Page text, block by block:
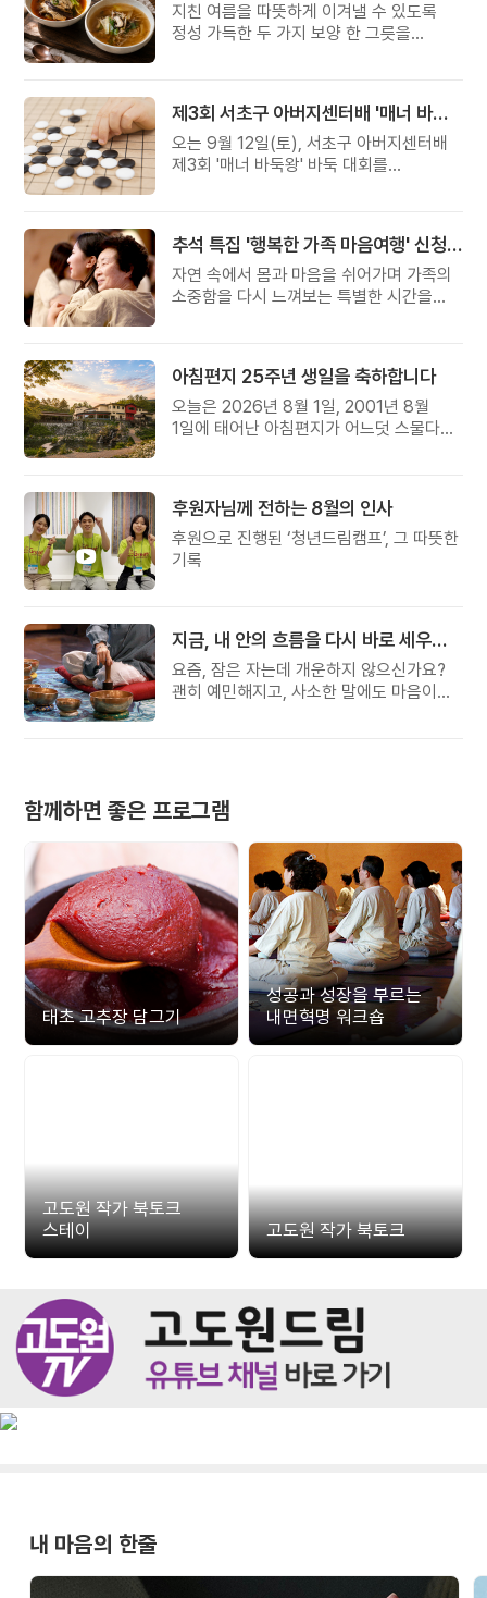
지친 여름을 따뜻하게 이겨낼 수 있도록
정성 가득한 두 가지 보양 한 그릇을
제3회 서초구 아버지센터배 '매너 바둑왕' 대회
오는 9월 12일(토), 서초구 아버지센터배
제3회 '매너 바둑왕' 바둑 대회를
추석 특집 '행복한 가족 마음여행' 신청 안내
자연 속에서 몸과 마음을 쉬어가며 가족의
소중함을 다시 느껴보는 특별한 시간을
아침편지 25주년 생일을 축하합니다
오늘은 2026년 8월 1일, 2001년 8월
1일에 태어난 아침편지가 어느덧 스물다섯
후원자님께 전하는 8월의 인사
후원으로 진행된 ‘청년드림캠프’, 그 따뜻한
기록
지금, 내 안의 흐름을 다시 바로 세우고 싶다면
요즘, 잠은 자는데 개운하지 않으신가요?
괜히 예민해지고, 사소한 말에도 마음이
함께하면 좋은 프로그램
태초 고추장 담그기
성공과 성장을 부르는
내면혁명 워크숍
고도원 작가 북토크
스테이
고도원 작가 북토크
내 마음의 한줄